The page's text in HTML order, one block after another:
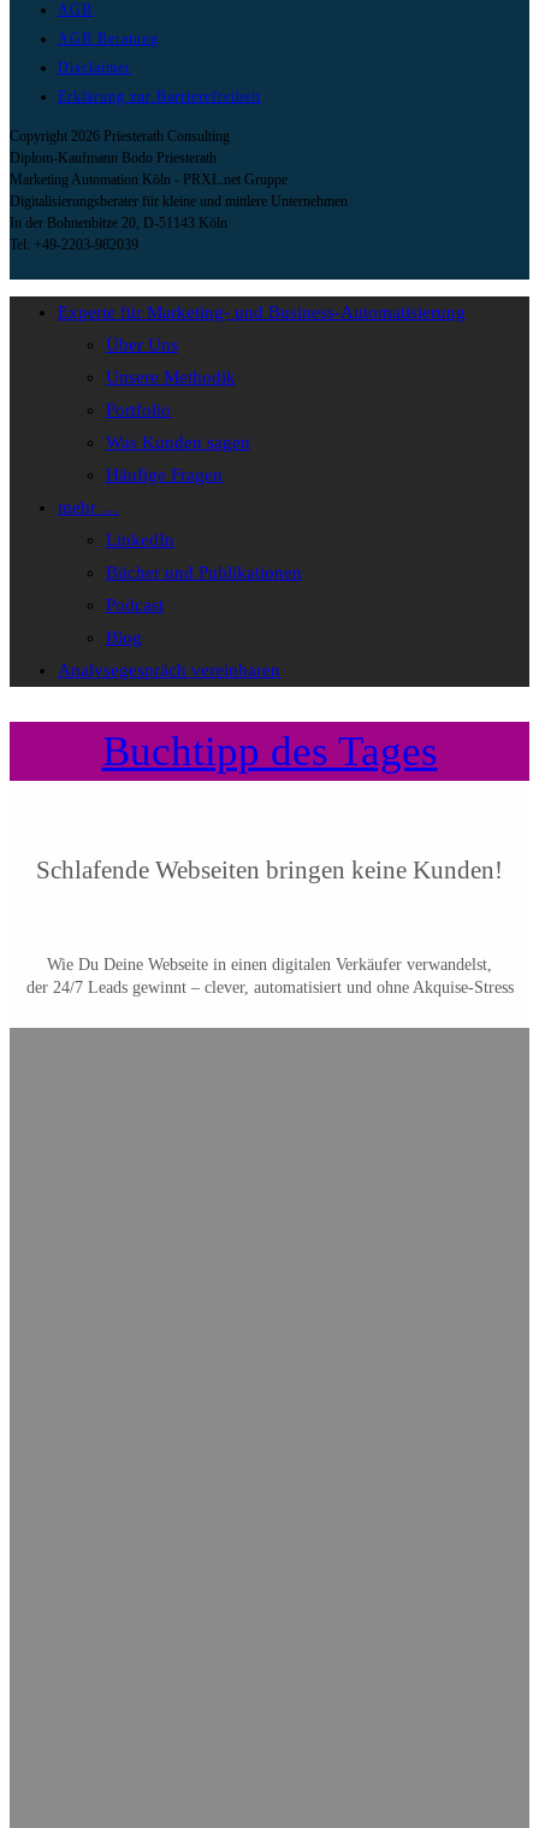
AGB
AGB Beratung
Disclaimer
Erklärung zur Barrierefreiheit
Copyright 2026 Priesterath Consulting
Diplom-Kaufmann Bodo Priesterath
Marketing Automation Köln - PRXL.net Gruppe
Digitalisierungsberater für kleine und mittlere Unternehmen
In der Bohnenbitze 20, D-51143 Köln
Tel: +49-2203-982039
Experte für Marketing- und Business-Automatisierung
Über Uns
Unsere Methodik
Portfolio
Was Kunden sagen
Häufige Fragen
mehr …
LinkedIn
Bücher und Publikationen
Podcast
Blog
Analysegespräch vereinbaren
Buchtipp des Tages
Schlafende Webseiten bringen keine Kunden!
Wie Du Deine Webseite in einen digitalen Verkäufer verwandelst,
der 24/7 Leads gewinnt – clever, automatisiert und ohne Akquise-Stress